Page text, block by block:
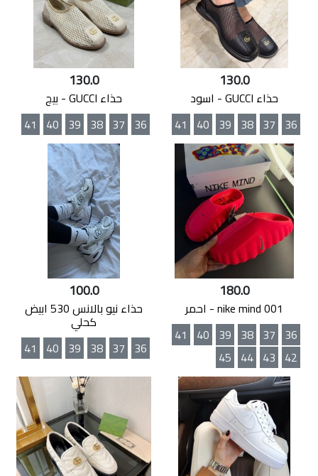
130.0
حذاء GUCCI - اسود
36
37
38
39
40
41
130.0
حذاء GUCCI - بيج
36
37
38
39
40
41
180.0
nike mind 001 - احمر
36
37
38
39
40
41
42
43
44
45
100.0
حذاء نيو بالانس 530 ابيض
كحلي
36
37
38
39
40
41